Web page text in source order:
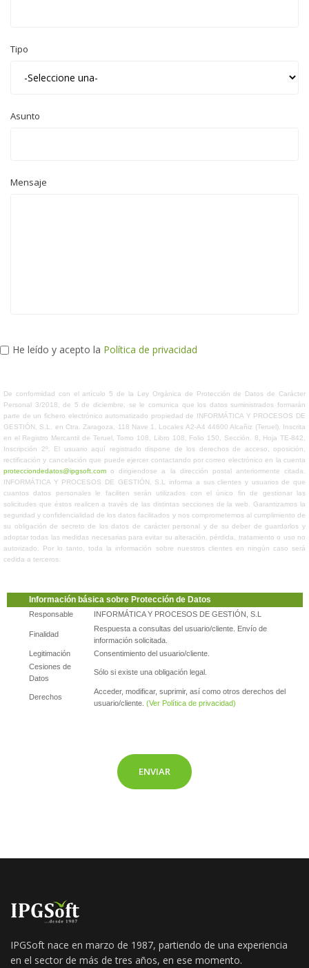
Tipo
Asunto
Mensaje
He leído y acepto la Política de privacidad
De conformidad con el artículo 5 de la Ley Orgánica de Protección de Datos de Carácter
Personal 3/2018, de 5 de diciembre, se le comunica que los datos suministrados formarán
parte de un fichero electrónico automatizado propiedad de INFORMÁTICA Y PROCESOS DE
GESTIÓN, S.L. en Ctra. Zaragoza, 118 Nave 1, Locales A2-A4 44600 Alcañiz (Teruel). Inscrita
en el Registro Mercantil de Teruel, Tomo 108, Libro 108, Folio 150, Sección. 8, Hoja TE-842,
Inscripción 2º. El usuario aquí registrado dispone de los derechos de acceso, oposición,
rectificación y cancelación que puede ejercer contactando por correo electrónico en la cuenta
protecciondedatos@ipgsoft.com o dirigiendose a la dirección postal anteriormente citada.
INFORMÁTICA Y PROCESOS DE GESTIÓN, S.L informa a sus clientes y usuarios de que
cuantos datos personales le faciliten serán utilizados con el único fin de gestionar las
solicitudes que éstos realicen a través de las distintas secciones de la web. Garantizamos la
seguridad y confidencialidad de los datos facilitados y nos comprometemos al cumplimiento de
su obligación de secreto de los datos de carácter personal y de su deber de guardarlos y
adoptar todas las medidas necesarias para evitar su alteración, pérdida, tratamiento o uso no
autorizado. Por lo tanto, toda la información sobre nuestros clientes en ningún caso será
cedida a terceros.
Información básica sobre Protección de Datos
Responsable INFORMÁTICA Y PROCESOS DE GESTIÓN, S.L
Finalidad
Respuesta a consultas del usuario/cliente. Envío de
información solicitada.
Legitimación
Consentimiento del usuario/cliente.
Cesiones de
Datos
Sólo si existe una obligación legal.
Derechos
Acceder, modificar, suprimir, así como otros derechos del
usuario/cliente. (Ver Política de privacidad)
ENVIAR
IPGSoft nace en marzo de 1987, partiendo de una experiencia
en el sector de más de tres años, en ese momento.